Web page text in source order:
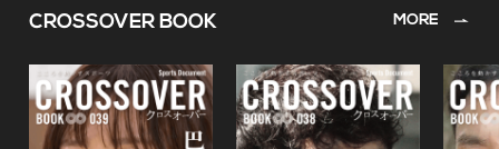
CROSSOVER BOOK MORE